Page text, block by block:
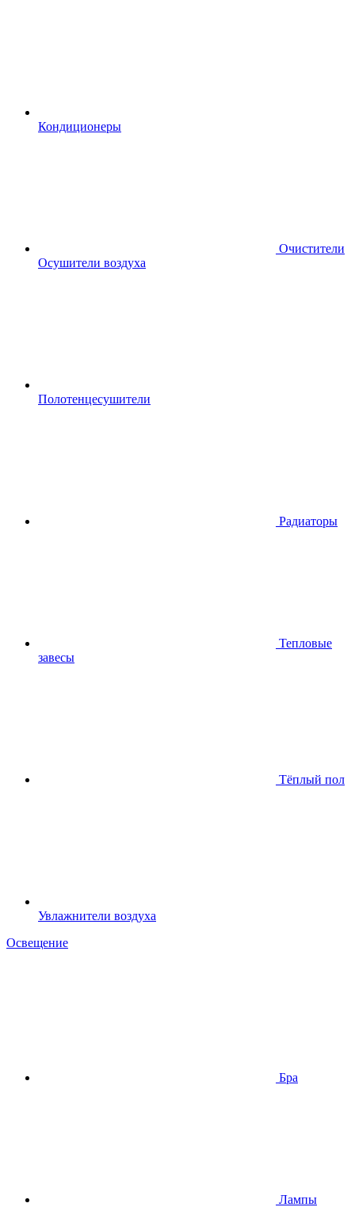
Кондиционеры
Очистители
Осушители воздуха
Полотенцесушители
Радиаторы
Тепловые
завесы
Тёплый пол
Увлажнители воздуха
Освещение
Бра
Лампы